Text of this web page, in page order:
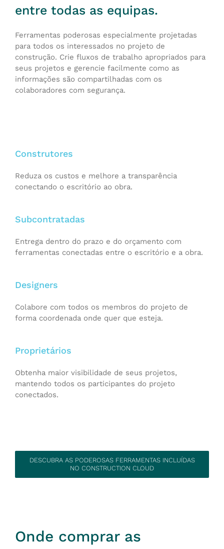
entre todas as equipas.
Ferramentas poderosas especialmente projetadas
para todos os interessados no projeto de
construção. Crie fluxos de trabalho apropriados para
seus projetos e gerencie facilmente como as
informações são compartilhadas com os
colaboradores com segurança.
Construtores
Reduza os custos e melhore a transparência
conectando o escritório ao obra.
Subcontratadas
Entrega dentro do prazo e do orçamento com
ferramentas conectadas entre o escritório e a obra.
Designers
Colabore com todos os membros do projeto de
forma coordenada onde quer que esteja.
Proprietários
Obtenha maior visibilidade de seus projetos,
mantendo todos os participantes do projeto
conectados.
DESCUBRA AS PODEROSAS FERRAMENTAS INCLUÍDAS
NO CONSTRUCTION CLOUD
Onde comprar as